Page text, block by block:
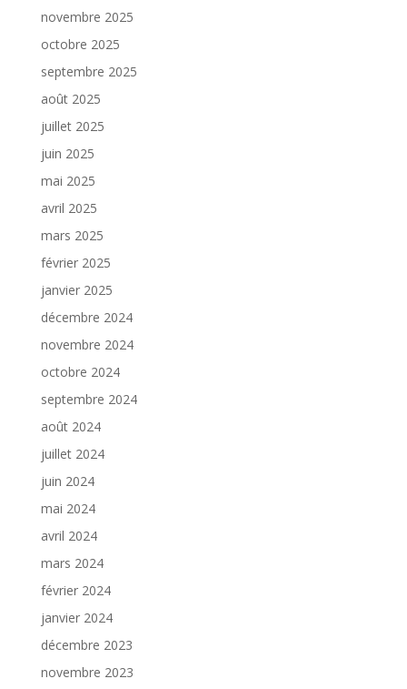
novembre 2025
octobre 2025
septembre 2025
août 2025
juillet 2025
juin 2025
mai 2025
avril 2025
mars 2025
février 2025
janvier 2025
décembre 2024
novembre 2024
octobre 2024
septembre 2024
août 2024
juillet 2024
juin 2024
mai 2024
avril 2024
mars 2024
février 2024
janvier 2024
décembre 2023
novembre 2023